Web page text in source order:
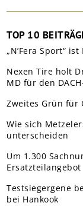
TOP 10
„N’Fera Sport“
Nexen Tire holt
MD für den
Zweites Grün für
Wie sich
unterscheiden
Um 1.300
Ersatzteilangebot
Testsiegergene
bei Hankook